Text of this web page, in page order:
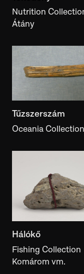
Nutrition
Átány
Tűzszerszám
Oceania Collection
Hálókő
Fishing Collection
Komárom vm.